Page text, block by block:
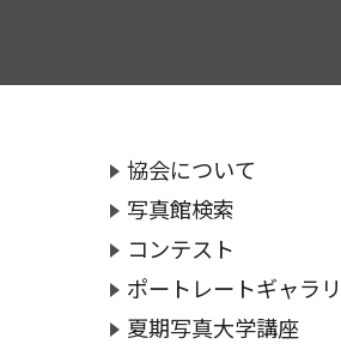
協会について
写真館検索
コンテスト
ポートレートギャラ
夏期写真大学講座